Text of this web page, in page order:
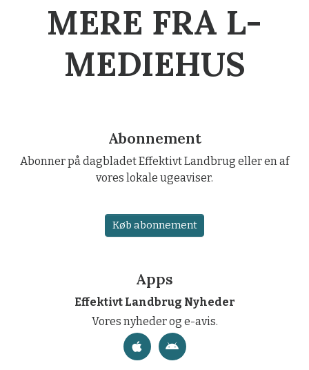
MERE FRA L-
MEDIEHUS
Abonnement
Abonner på dagbladet Effektivt Landbrug eller en af
vores lokale ugeaviser.
Køb abonnement
Apps
Effektivt Landbrug Nyheder
Vores nyheder og e-avis.